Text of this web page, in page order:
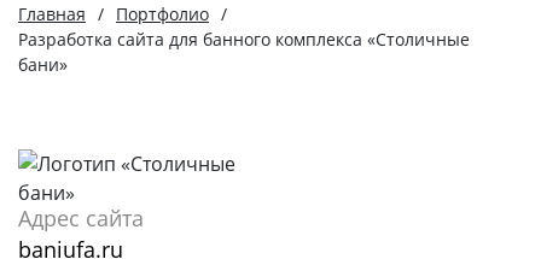
Главная / Портфолио /
Разработка сайта для банного комплекса «Столичные
бани»
Адрес сайта
baniufa.ru